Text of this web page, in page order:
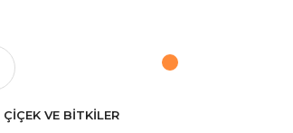
ÇİÇEK VE BİTKİLER